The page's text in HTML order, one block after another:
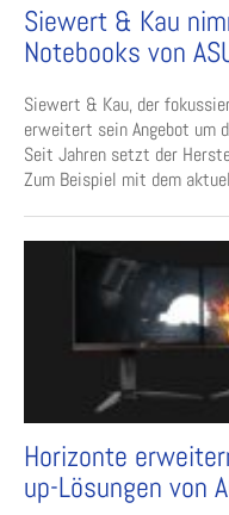
Siewert & Kau
Notebooks von
Siewert & Kau, der
erweitert sein Angebot um
Seit Jahren setzt der
Zum Beispiel mit dem
Horizonte
up-Lösungen von